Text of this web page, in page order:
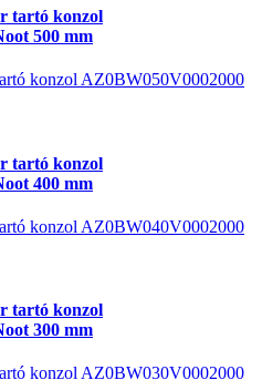
tartó konzol
500 mm
konzol AZ0BW050V0002000
tartó konzol
400 mm
konzol AZ0BW040V0002000
tartó konzol
300 mm
konzol AZ0BW030V0002000